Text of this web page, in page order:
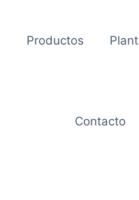
Productos
Contacto